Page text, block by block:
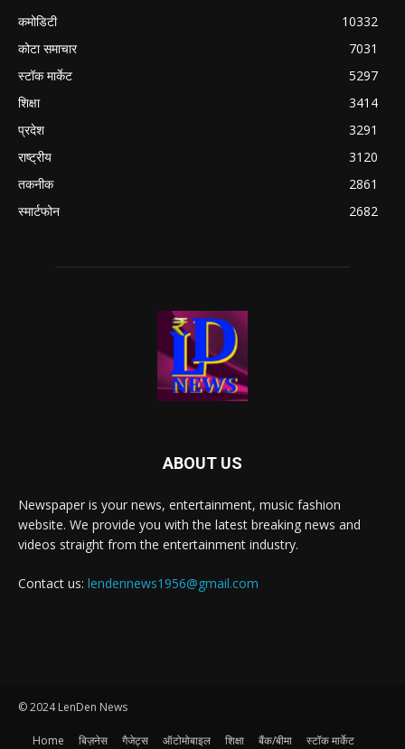
कमोडिटी
10332
कोटा समाचार
7031
स्टॉक मार्केट
5297
शिक्षा
3414
प्रदेश
3291
राष्ट्रीय
3120
तकनीक
2861
स्मार्टफोन
2682
ABOUT US
Newspaper is your news, entertainment, music fashion
website. We provide you with the latest breaking news and
videos straight from the entertainment industry.
Contact us: lendennews1956@gmail.com
© 2024 LenDen News
Home बिज़नेस गैजेट्स ऑटोमोबाइल शिक्षा बैंक/बीमा स्टॉक मार्केट